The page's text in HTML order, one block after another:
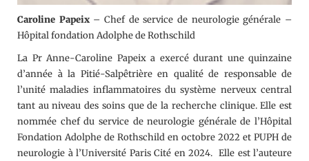
Caroline Papeix – Chef de service de neurologie générale –
Hôpital fondation Adolphe de Rothschild
La Pr Anne-Caroline Papeix a exercé durant une quinzaine
d’année à la Pitié-Salpêtrière en qualité de responsable de
l’unité maladies inflammatoires du système nerveux central
tant au niveau des soins que de la recherche clinique. Elle est
nommée chef du service de neurologie générale de l’Hôpital
Fondation Adolphe de Rothschild en octobre 2022 et PUPH de
neurologie à l’Université Paris Cité en 2024. Elle est l’auteure